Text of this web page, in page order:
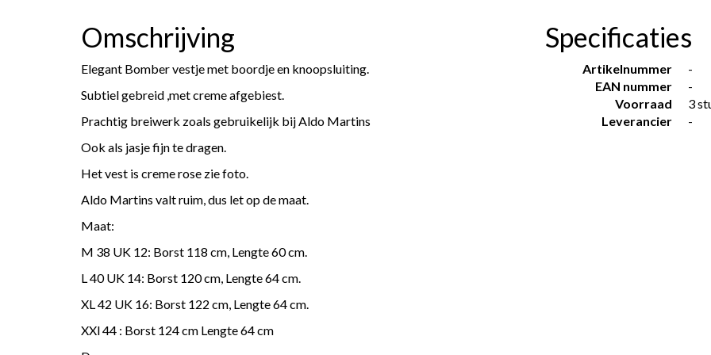
Omschrijving
Elegant Bomber vestje met boordje en knoopsluiting.
Subtiel gebreid ,met creme afgebiest.
Prachtig breiwerk zoals gebruikelijk bij Aldo Martins
Ook als jasje fijn te dragen.
Het vest is creme rose zie foto.
Aldo Martins valt ruim, dus let op de maat.
Maat:
M 38 UK 12: Borst 118 cm, Lengte 60 cm.
L 40 UK 14: Borst 120 cm, Lengte 64 cm.
XL 42 UK 16: Borst 122 cm, Lengte 64 cm.
XXl 44 : Borst 124 cm Lengte 64 cm
Specificaties
Artikelnummer
-
EAN nummer
-
Voorraad
3
Leverancier
-